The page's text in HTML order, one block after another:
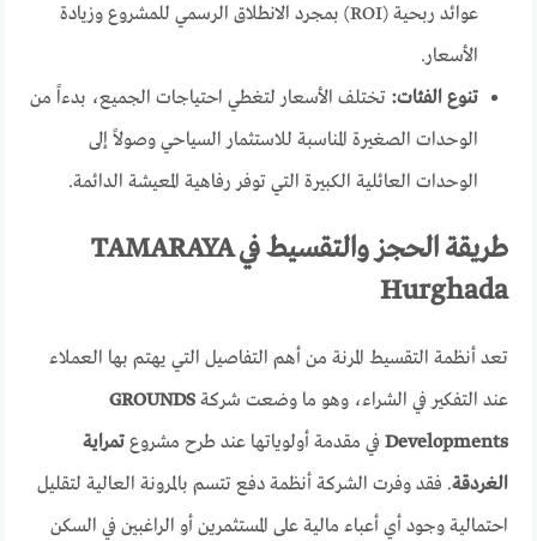
عوائد ربحية (ROI) بمجرد الانطلاق الرسمي للمشروع وزيادة
الأسعار.
تنوع الفئات: تختلف الأسعار لتغطي احتياجات الجميع، بدءاً من
الوحدات الصغيرة المناسبة للاستثمار السياحي وصولاً إلى
الوحدات العائلية الكبيرة التي توفر رفاهية المعيشة الدائمة.
طريقة الحجز والتقسيط في TAMARAYA
Hurghada
تعد أنظمة التقسيط المرنة من أهم التفاصيل التي يهتم بها العملاء
عند التفكير في الشراء، وهو ما وضعت شركةGROUNDS
Developments في مقدمة أولوياتها عند طرح مشروعتمراية
الغردقة. فقد وفرت الشركة أنظمة دفع تتسم بالمرونة العالية لتقليل
احتمالية وجود أي أعباء مالية على المستثمرين أو الراغبين في السكن